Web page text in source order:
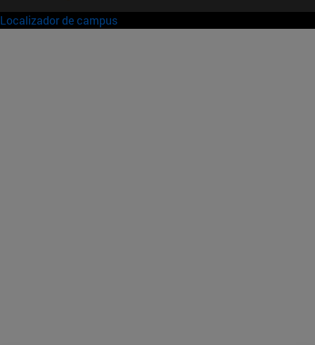
Localizador de campus